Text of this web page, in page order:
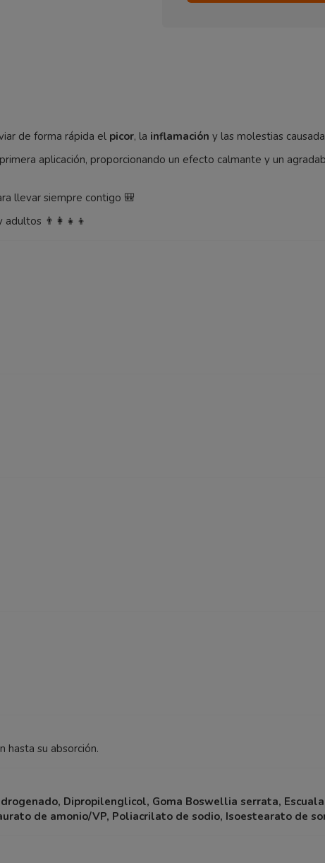
de forma rápida el picor, la inflamación y las molestias
aplicación, proporcionando un efecto calmante y un
llevar siempre contigo 🎒
adultos 👨‍👩‍👧‍👦
hasta su absorción.
Dipropilenglicol, Goma Boswellia serrata,
de amonio/VP, Poliacrilato de sodio, Isoestearato de